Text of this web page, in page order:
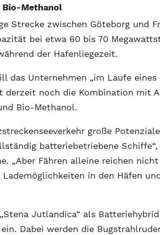
Methanol
Strecke zwischen Göteborg und
bei etwa 60 bis 70
der Hafenliegezeit.
das Unternehmen „im Laufe eines
derzeit noch die Kombination mit
Bio-Methanol.
große
batteriebetriebene
„Aber Fähren alleine reichen
in den Häfen
Jutlandica“ als
Dabei werden die